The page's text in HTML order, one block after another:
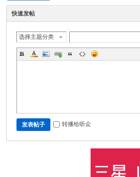
快速发帖
选择主题分类
发表帖子 转播给听众